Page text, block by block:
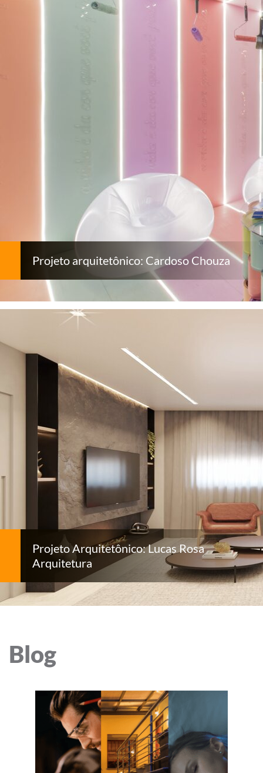
Projeto arquitetônico: Cardoso Chouza
Projeto Arquitetônico: Lucas Rosa
Arquitetura
Blog